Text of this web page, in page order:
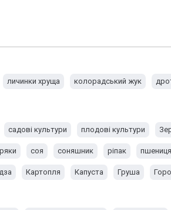
личинки хруща колорадський жук
садові культури плодові культури
соя соняшник ріпак пшениця
Картопля Капуста Груша